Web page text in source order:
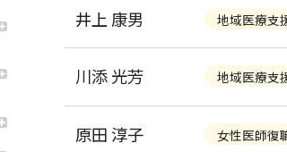
井上 康男 地域医療支
川添 光芳 地域医療支
原田 淳子 女性医師復